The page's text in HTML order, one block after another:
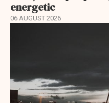
energetic
06 AUGUST 2026